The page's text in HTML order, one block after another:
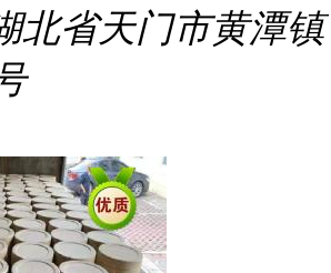
北省天门市黄潭镇